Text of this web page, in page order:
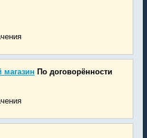
По договорённости